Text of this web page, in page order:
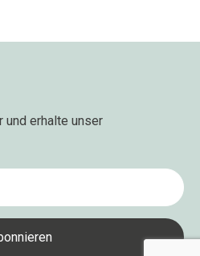
und erhalte unser